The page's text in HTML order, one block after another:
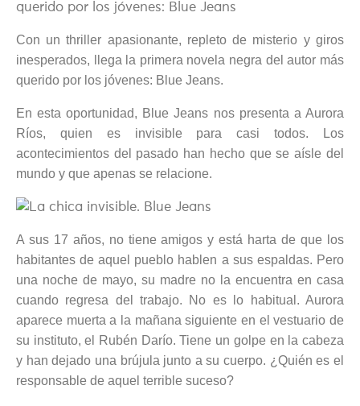
querido por los jóvenes: Blue Jeans
Con un thriller apasionante, repleto de misterio y giros
inesperados, llega la primera novela negra del autor más
querido por los jóvenes: Blue Jeans.
En esta oportunidad, Blue Jeans nos presenta a Aurora
Ríos, quien es invisible para casi todos. Los
acontecimientos del pasado han hecho que se aísle del
mundo y que apenas se relacione.
A sus 17 años, no tiene amigos y está harta de que los
habitantes de aquel pueblo hablen a sus espaldas. Pero
una noche de mayo, su madre no la encuentra en casa
cuando regresa del trabajo. No es lo habitual. Aurora
aparece muerta a la mañana siguiente en el vestuario de
su instituto, el Rubén Darío. Tiene un golpe en la cabeza
y han dejado una brújula junto a su cuerpo. ¿Quién es el
responsable de aquel terrible suceso?